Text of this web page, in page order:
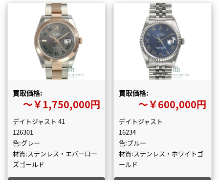
買取価格:
〜￥1,750,000円
デイトジャスト 41
126301
色:グレー
材質:ステンレス・エバーロー
ズゴールド
買取価格:
〜￥600,000円
デイトジャスト
16234
色:ブルー
材質:ステンレス・ホワイトゴ
ールド